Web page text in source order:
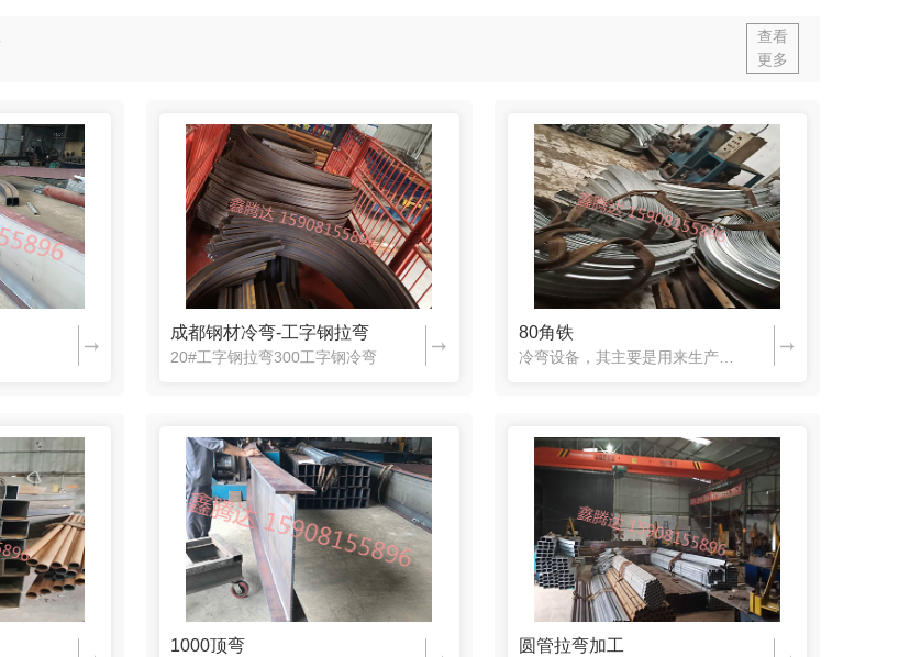
查看
更多
成都钢材冷弯-工字钢拉弯
20#工字钢拉弯300工字钢冷弯
80角铁
冷弯设备，其主要是用来生产冷弯型钢的一种机器设备，所以说，它在冷弯型钢的生产过程中，是非常常用的一种设备。不过，其所包括的和识内容也是很多的，所以需要我们来学习了解，以便能够及早学握其全部的知识内容。...
1000顶弯 圆管拉弯加工